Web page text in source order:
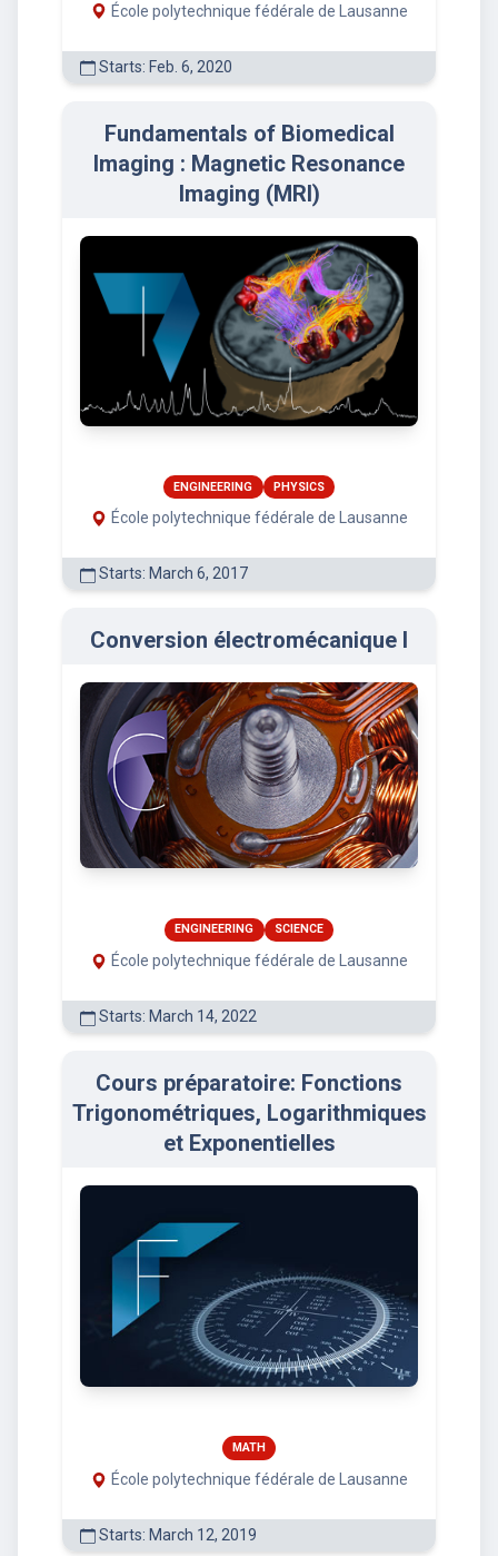
École polytechnique fédérale de Lausanne
Starts: Feb. 6, 2020
Fundamentals of Biomedical
Imaging : Magnetic Resonance
Imaging (MRI)
ENGINEERING PHYSICS
École polytechnique fédérale de Lausanne
Starts: March 6, 2017
Conversion électromécanique I
ENGINEERING SCIENCE
École polytechnique fédérale de Lausanne
Starts: March 14, 2022
Cours préparatoire: Fonctions
Trigonométriques, Logarithmiques
et Exponentielles
MATH
École polytechnique fédérale de Lausanne
Starts: March 12, 2019